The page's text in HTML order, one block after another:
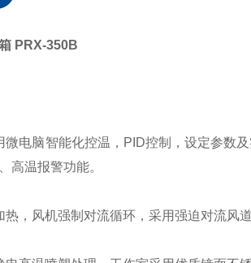
PRX-350B
微电脑智能化控温， PID控制，设定参数
高温报警功能。
热，风机强制对流循环，采用强迫对流